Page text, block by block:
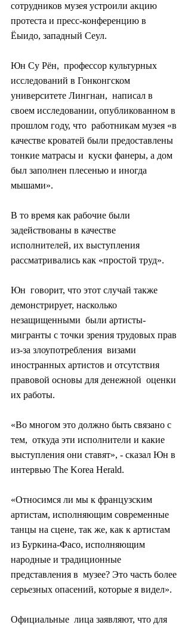
сотрудников музея устроили акцию
протеста и пресс-конференцию в
Ёыидо, западный Сеул.
Юн Су Рён,  профессор культурных
исследований в Гонконгском
университете Лингнан,  написал в
своем исследовании, опубликованном в
прошлом году, что  работникам музея «в
качестве кроватей были предоставлены
тонкие матрасы и  куски фанеры, а дом
был заполнен плесенью и иногда
мышами».
В то время как рабочие были
задействованы в качестве
исполнителей, их выступления
рассматривались как «простой труд».
Юн  говорит, что этот случай также
демонстрирует, насколько
незащищенными  были артисты-
мигранты с точки зрения трудовых прав
из-за злоупотребления  визами
иностранных артистов и отсутствия
правовой основы для денежной  оценки
их работы.
«Во многом это должно быть связано с
тем,  откуда эти исполнители и какие
выступления они ставят», - сказал Юн в
интервью The Korea Herald.
«Относимся ли мы к французским
артистам, исполняющим современные
танцы на сцене, так же, как к артистам
из Буркина-Фасо, исполняющим
народные и традиционные
представления в  музее? Это часть более
серьезных опасений, которые я видел».
Официальные  лица заявляют, что для